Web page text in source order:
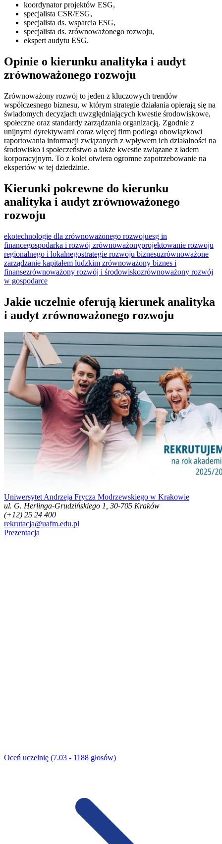
koordynator projektów ESG,
specjalista CSR/ESG,
specjalista ds. wsparcia ESG,
specjalista ds. zrównoważonego rozwoju,
ekspert audytu ESG.
Opinie o kierunku analityka i audyt
zrównoważonego rozwoju
Zrównoważony rozwój to jeden z kluczowych trendów
współczesnego biznesu, w którym strategie działania opierają się na
świadomych decyzjach uwzględniających kwestie środowiskowe,
społeczne oraz standardy zarządzania organizacją. Zgodnie z
unijnymi dyrektywami coraz więcej firm podlega obowiązkowi
raportowania informacji związanych z wpływem ich działalności na
środowisko i społeczeństwo a także kwestie związane z ładem
korporacyjnym. To z kolei otwiera ogromne zapotrzebowanie na
ekspertów w tej dziedzinie.
Kierunki pokrewne do kierunku
analityka i audyt zrównoważonego
rozwoju
ekotechnologie dla zrównoważonego rozwojuesg in
financegospodarka i rozwój zrównoważonyprojektowanie rozwoju
regionalnego i lokalnegostrategie rozwoju biznesuzrównoważone
zarządzanie kapitałem ludzkim zrównoważony biznes i
finansezrównoważony rozwój i środowiskozrównoważony rozwój
w gospodarce
Jakie uczelnie oferują kierunek analityka
i audyt zrównoważonego rozwoju
Uniwersytet Andrzeja Frycza Modrzewskiego w Krakowie
ul. G. Herlinga-Grudzińskiego 1, 30-705 Kraków
(+12) 25 24 400
rekrutacja@uafm.edu.pl
Prezentacja
Oceń uczelnię (7.03 - 1188 głosów)